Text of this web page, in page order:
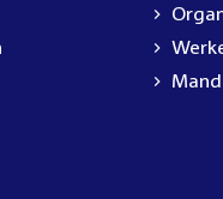
link: